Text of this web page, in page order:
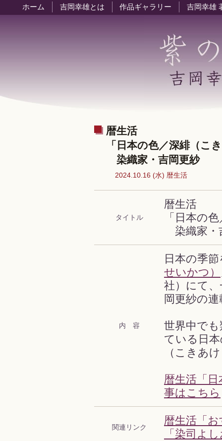
ホーム 吉岡幸雄とは 作品ギャラリー 吉岡幸雄
暦生活
「日本の色／深緋（こ
染織家・吉岡更紗
2024.10.16 (水) 暦生活
タイトル
暦生活
「日本の
染織家・
内 容
日本の季
せいかつ）
社）にて
岡更紗の
世界中で
ている日
（こきあ
暦生活「
事はこちら
関連リンク
暦生活「
「染司よ